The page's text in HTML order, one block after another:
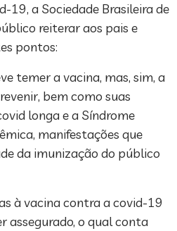
19, a Sociedade Brasileira de
reiterar aos pais e
pontos:
temer a vacina, mas, sim, a
bem como suas
longa e a Síndrome
manifestações que
da imunização do público
à vacina contra a covid-19
assegurado, o qual conta